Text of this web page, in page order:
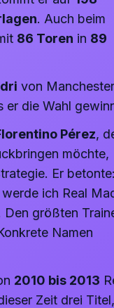
. Auch beim
86 Toren in 89
von Manchester
er die Wahl
Pérez,
möchte,
Er
ich Real
Den größten
Namen
2010 bis 2013
Zeit drei Titel,